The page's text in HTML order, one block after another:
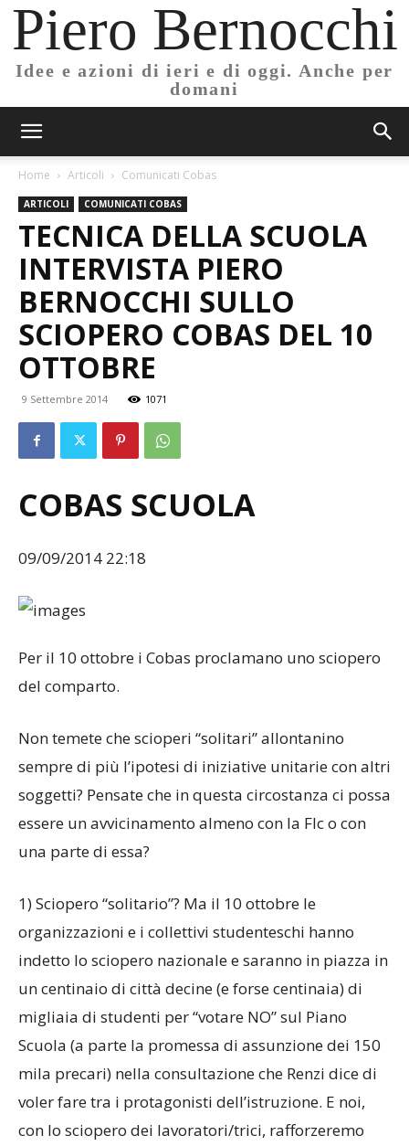
Piero Bernocchi
Idee e azioni di ieri e di oggi. Anche per
domani
Home Articoli Comunicati Cobas
ARTICOLI COMUNICATI COBAS
TECNICA DELLA SCUOLA
INTERVISTA PIERO
BERNOCCHI SULLO
SCIOPERO COBAS DEL 10
OTTOBRE
9 Settembre 2014 1071
COBAS SCUOLA
09/09/2014 22:18
Per il 10 ottobre i Cobas proclamano uno sciopero
del comparto.
Non temete che scioperi “solitari” allontanino
sempre di più l’ipotesi di iniziative unitarie con altri
soggetti? Pensate che in questa circostanza ci possa
essere un avvicinamento almeno con la Flc o con
una parte di essa?
1) Sciopero “solitario”? Ma il 10 ottobre le
organizzazioni e i collettivi studenteschi hanno
indetto lo sciopero nazionale e saranno in piazza in
un centinaio di città decine (e forse centinaia) di
migliaia di studenti per “votare NO” sul Piano
Scuola (a parte la promessa di assunzione dei 150
mila precari) nella consultazione che Renzi dice di
voler fare tra i protagonisti dell’istruzione. E noi,
con lo sciopero dei lavoratori/trici, rafforzeremo